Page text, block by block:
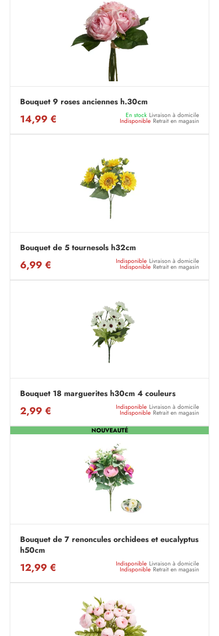
Bouquet 9 roses anciennes h.30cm
14,99 € En stock Livraison à domicile
Indisponible Retrait en magasin
Bouquet de 5 tournesols h32cm
6,99 € Indisponible Livraison à domicile
Indisponible Retrait en magasin
Bouquet 18 marguerites h30cm 4 couleurs
2,99 € Indisponible Livraison à domicile
Indisponible Retrait en magasin
NOUVEAUTÉ
Bouquet de 7 renoncules orchidees et eucalyptus
h50cm
12,99 € Indisponible Livraison à domicile
Indisponible Retrait en magasin